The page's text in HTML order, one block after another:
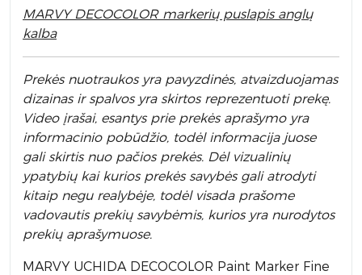
MARVY DECOCOLOR markerių puslapis anglų
kalba
Prekės nuotraukos yra pavyzdinės, atvaizduojamas
dizainas ir spalvos yra skirtos reprezentuoti prekę.
Video įrašai, esantys prie prekės aprašymo yra
informacinio pobūdžio, todėl informacija juose
gali skirtis nuo pačios prekės. Dėl vizualinių
ypatybių kai kurios prekės savybės gali atrodyti
kitaip negu realybėje, todėl visada prašome
vadovautis prekių savybėmis, kurios yra nurodytos
prekių aprašymuose.
MARVY UCHIDA DECOCOLOR Paint Marker Fine